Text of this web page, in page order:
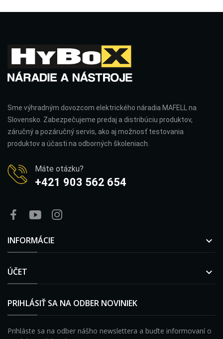
Sme výhradným dovozcom elektrického náradia MAFELL na
Slovensko. Zabezpečujeme predaj a distribúciu produktov,
záručný a pozáručný servis, ako aj možnosť testovania
produktov a účasti na odborných školeniach.
Máte otázku?
+421 903 562 654
INFORMÁCIE 
ÚČET 
PRIHLÁSIŤ SA NA ODBER NOVINIEK
Prihláste sa na odber nášho newslettera a buďte informovaní o